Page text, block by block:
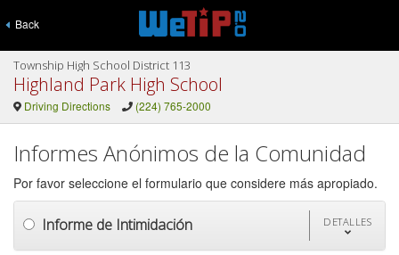
Back
Township High School District 113
Highland Park High School
Driving Directions (224) 765-2000
Informes Anónimos de la Comunidad
Por favor seleccione el formulario que considere más apropiado.
Informe de Intimidación DETALLES